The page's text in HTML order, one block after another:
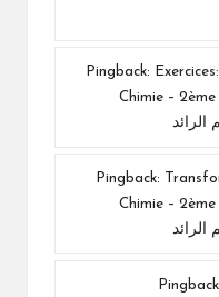
Pingback:
Chimie –
Pingback:
Chimie –